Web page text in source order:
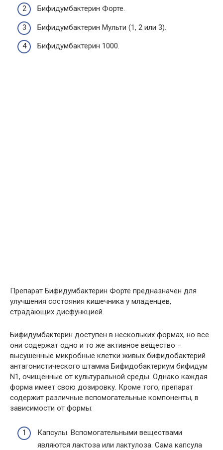
Бифидумбактерин Форте.
Бифидумбактерин Мульти (1, 2 или 3).
Бифидумбактерин 1000.
Препарат Бифидумбактерин Форте предназначен для
улучшения состояния кишечника у младенцев,
страдающих дисфункцией.
Бифидумбактерин доступен в нескольких формах, но все
они содержат одно и то же активное вещество –
высушенные микробные клетки живых бифидобактерий
антагонистического штамма Бифидобактериум бифидум
N1, очищенные от культуральной среды. Однако каждая
форма имеет свою дозировку. Кроме того, препарат
содержит различные вспомогательные компоненты, в
зависимости от формы:
Капсулы. Вспомогательными веществами
являются лактоза или лактулоза. Сама капсула